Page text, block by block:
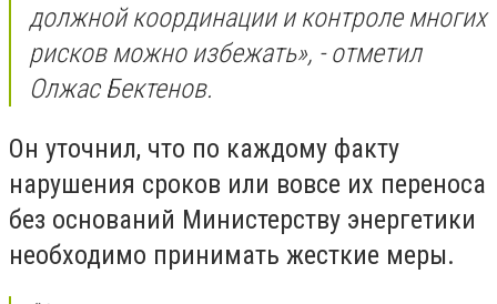
должной координации и контроле многих
рисков можно избежать», - отметил
Олжас Бектенов.
Он уточнил, что по каждому факту
нарушения сроков или вовсе их переноса
без оснований Министерству энергетики
необходимо принимать жесткие меры.